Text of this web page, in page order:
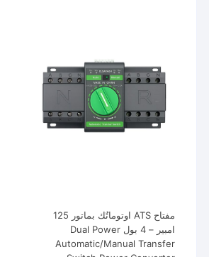
مفتاح ATS اوتوماتٌك بماتور 125
امبير – 4 بول Dual Power
Automatic/Manual Transfer